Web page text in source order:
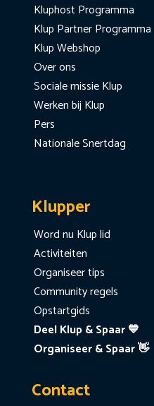
Kluphost Programma
Klup Partner Programma
Klup Webshop
Over ons
Sociale missie Klup
Werken bij Klup
Pers
Nationale Snertdag
Klupper
Word nu Klup lid
Activiteiten
Organiseer tips
Community regels
Opstartgids
Deel Klup & Spaar 💙
Organiseer & Spaar 👋
Contact